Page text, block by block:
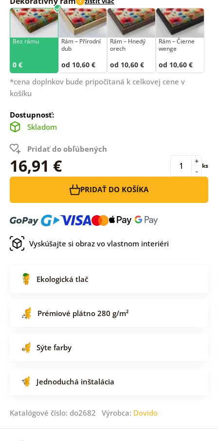
Bez rámu
0 €
Rám –⁠⁠⁠⁠⁠⁠ Přírodní
dub
od 10,60 €
Rám – Hnedý
orech
od 10,60 €
Rám – Čierne
wenge
od 10,60 €
*cena doplnkov bude pripočítaná k celkovej cene v
košíku
Dostupnosť:
Skladom
Pridať do obľúbených
16,91 € -
+ ks
PRIDAŤ DO KOŠÍKA
Vyskúšajte si obraz vo vlastnom interiéri
Ekologická tlač
Prémiové plátno 280 g/m²
Sýte farby
Jednoduchá inštalácia
Katalógové číslo: do2682 Výrobca: Dovido